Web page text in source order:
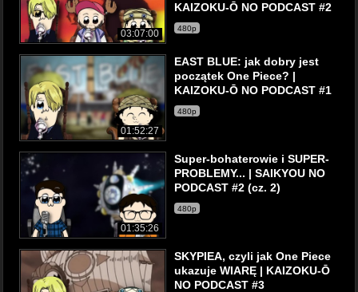
03:07:00
KAIZOKU-Ō NO PODCAST #2
480p
01:52:27
EAST BLUE: jak dobry jest
początek One Piece? |
KAIZOKU-Ō NO PODCAST #1
480p
01:35:26
Super-bohaterowie i SUPER-
PROBLEMY... | SAIKYOU NO
PODCAST #2 (cz. 2)
480p
SKYPIEA, czyli jak One Piece
ukazuje WIARĘ | KAIZOKU-Ō
NO PODCAST #3